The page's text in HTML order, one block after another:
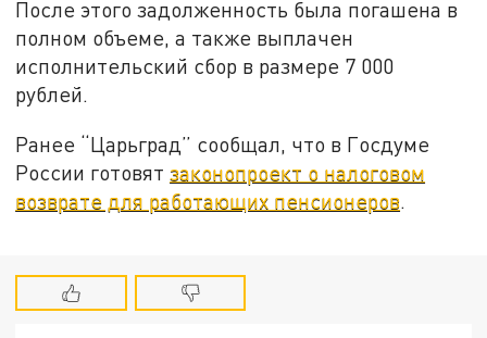
После этого задолженность была погашена в
полном объеме, а также выплачен
исполнительский сбор в размере 7 000
рублей.
Ранее “Царьград” сообщал, что в Госдуме
России готовятзаконопроект о налоговом
возврате для работающих пенсионеров.